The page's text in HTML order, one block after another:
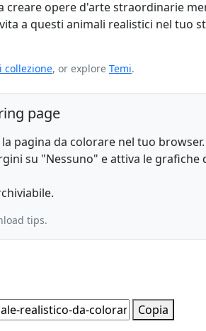
creare opere d'arte straordinarie
a questi animali realistici nel tuo
collezione, or explore Temi.
page
pagina da colorare nel tuo browser.
su "Nessuno" e attiva le grafiche
tips.
Copia